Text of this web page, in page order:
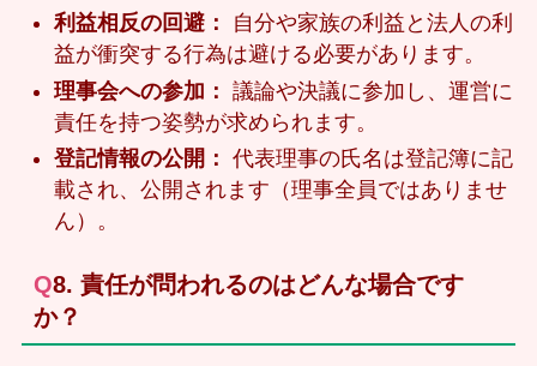
利益相反の回避：
自分や家族の利益と法人の利
益が衝突する行為は避ける必要があります。
理事会への参加： 議論や決議に参加し、運営に
責任を持つ姿勢が求められます。
登記情報の公開： 代表理事の氏名は登記簿に記
載され、公開されます（理事全員ではありませ
ん）。
Q8. 責任が問われるのはどんな場合です
か？